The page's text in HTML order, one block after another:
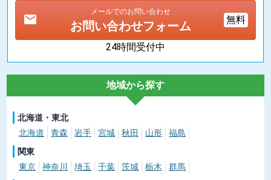
mail
メールでのお問い合わせ
お問い合わせフォーム 無料
24時間受付中
地域から探す
北海道・東北
北海道
青森 岩手 宮城 秋田 山形
福島
関東
東京
神奈川 埼玉 千葉 茨城 栃木
群馬